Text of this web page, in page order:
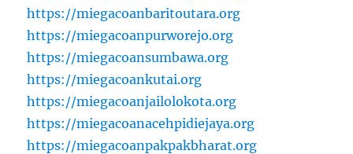
https://miegacoanbaritoutara.org
https://miegacoanpurworejo.org
https://miegacoansumbawa.org
https://miegacoankutai.org
https://miegacoanjailolokota.org
https://miegacoanacehpidiejaya.org
https://miegacoanpakpakbharat.org